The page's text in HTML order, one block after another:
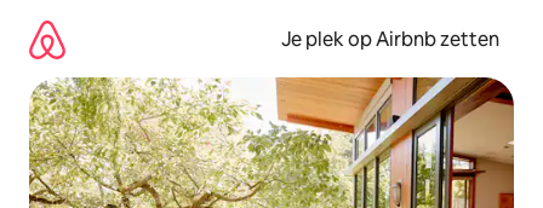
direct
naar
inhoud
Je plek op Airbnb zetten